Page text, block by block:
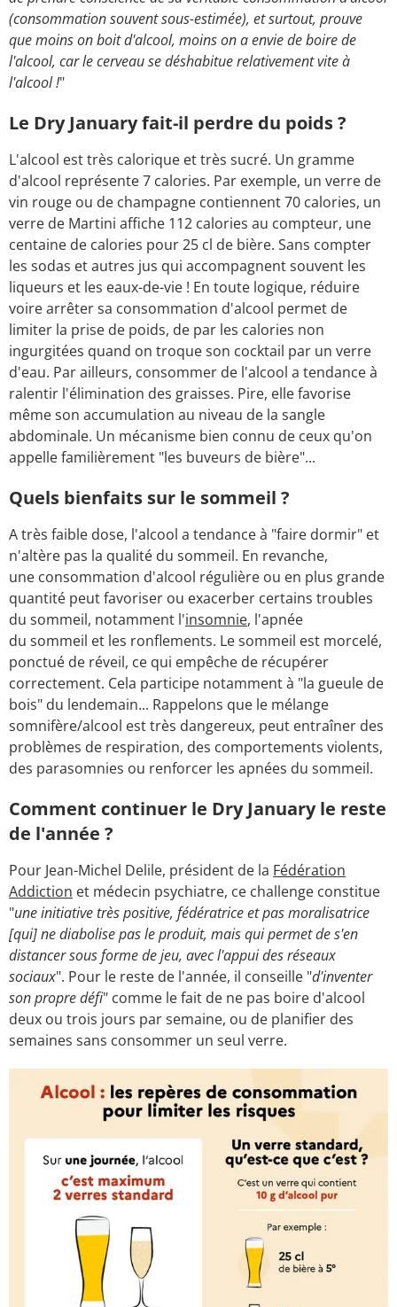
(consommation souvent sous-estimée), et surtout, prouve
que moins on boit d'alcool, moins on a envie de boire de
l'alcool, car le cerveau se déshabitue relativement vite à
l'alcool !"
Le Dry January fait-il perdre du poids ?
L'alcool est très calorique et très sucré. Un gramme
d'alcool représente 7 calories. Par exemple, un verre de
vin rouge ou de champagne contiennent 70 calories, un
verre de Martini affiche 112 calories au compteur, une
centaine de calories pour 25 cl de bière. Sans compter
les sodas et autres jus qui accompagnent souvent les
liqueurs et les eaux-de-vie ! En toute logique, réduire
voire arrêter sa consommation d'alcool permet de
limiter la prise de poids, de par les calories non
ingurgitées quand on troque son cocktail par un verre
d'eau. Par ailleurs, consommer de l'alcool a tendance à
ralentir l'élimination des graisses. Pire, elle favorise
même son accumulation au niveau de la sangle
abdominale. Un mécanisme bien connu de ceux qu'on
appelle familièrement "les buveurs de bière"...
Quels bienfaits sur le sommeil ?
A très faible dose, l'alcool a tendance à "faire dormir" et
n'altère pas la qualité du sommeil. En revanche,
une consommation d'alcool régulière ou en plus grande
quantité peut favoriser ou exacerber certains troubles
du sommeil, notamment l'insomnie, l'apnée
du sommeil et les ronflements. Le sommeil est morcelé,
ponctué de réveil, ce qui empêche de récupérer
correctement. Cela participe notamment à "la gueule de
bois" du lendemain... Rappelons que le mélange
somnifère/alcool est très dangereux, peut entraîner des
problèmes de respiration, des comportements violents,
des parasomnies ou renforcer les apnées du sommeil.
Comment continuer le Dry January le reste
de l'année ?
Pour Jean-Michel Delile, président de la Fédération
Addiction et médecin psychiatre, ce challenge constitue
"une initiative très positive, fédératrice et pas moralisatrice
[qui] ne diabolise pas le produit, mais qui permet de s'en
distancer sous forme de jeu, avec l'appui des réseaux
sociaux". Pour le reste de l'année, il conseille "d'inventer
son propre défi" comme le fait de ne pas boire d'alcool
deux ou trois jours par semaine, ou de planifier des
semaines sans consommer un seul verre.